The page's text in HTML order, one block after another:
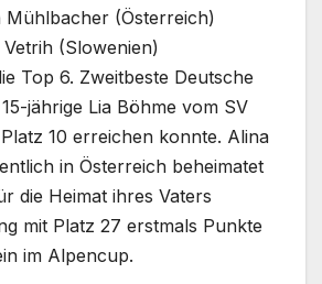
Mühlbacher (Österreich)
(Slowenien)
Top 6. Zweitbeste Deutsche
jährige Lia Böhme vom SV
10 erreichen konnte. Alina
in Österreich beheimatet
die Heimat ihres Vaters
mit Platz 27 erstmals Punkte
im Alpencup.